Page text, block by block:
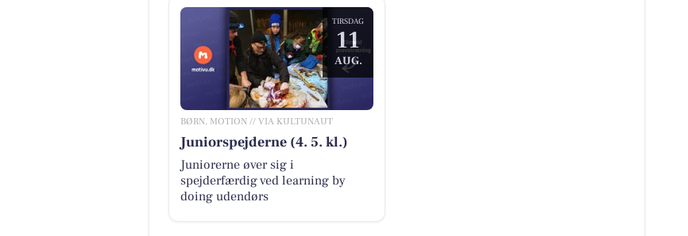
TIRSDAG
11
AUG.
BØRN, MOTION // VIA KULTUNAUT
Juniorspejderne (4. 5. kl.)
Juniorerne øver sig i
spejderfærdig ved learning by
doing udendørs